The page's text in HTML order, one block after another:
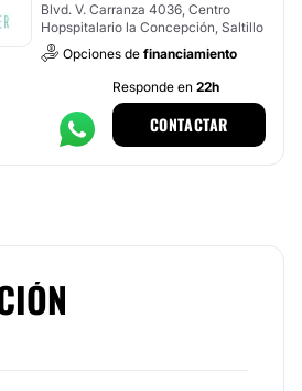
Blvd. V. Carranza 4036, Centro
Hopspitalario la Concepción, Saltillo
Opciones de financiamiento
Responde en 22h
CONTACTAR